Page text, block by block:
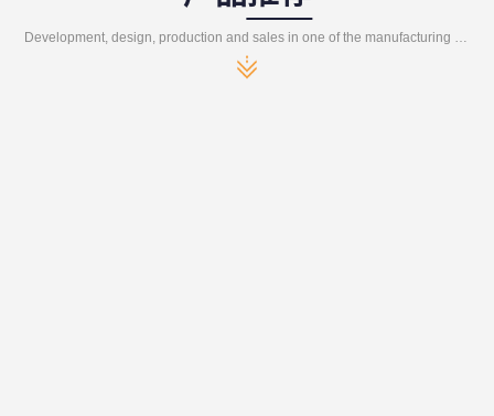
Development, design, production and sales in one of the manufacturing enterprises